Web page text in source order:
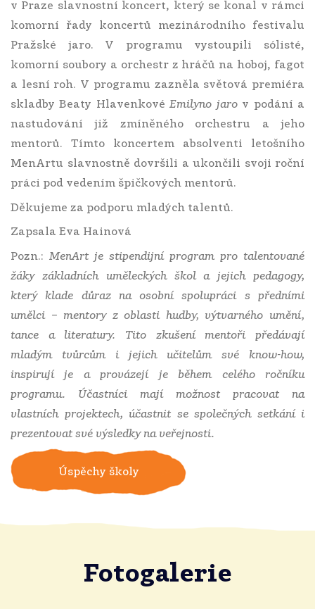
v Praze slavnostní koncert, který se konal v rámci
komorní řady koncertů mezinárodního festivalu
Pražské jaro. V programu vystoupili sólisté,
komorní soubory a orchestr z hráčů na hoboj, fagot
a lesní roh. V programu zazněla světová premiéra
skladby Beaty HlavenkovéEmilyno jarov podání a
nastudování již zmíněného orchestru a jeho
mentorů. Tímto koncertem absolventi letošního
MenArtu slavnostně dovršili a ukončili svoji roční
práci pod vedením špičkových mentorů.
Děkujeme za podporu mladých talentů.
Zapsala Eva Hainová
Pozn.: MenArt je stipendijní program pro talentované
žáky základních uměleckých škol a jejich pedagogy,
který klade důraz na osobní spolupráci s předními
umělci – mentory z oblasti hudby, výtvarného umění,
tance a literatury. Tito zkušení mentoři předávají
mladým tvůrcům i jejich učitelům své know-how,
inspirují je a provázejí je během celého ročníku
programu. Účastníci mají možnost pracovat na
vlastních projektech, účastnit se společných setkání i
prezentovat své výsledky na veřejnosti.
Úspěchy školy
Fotogalerie